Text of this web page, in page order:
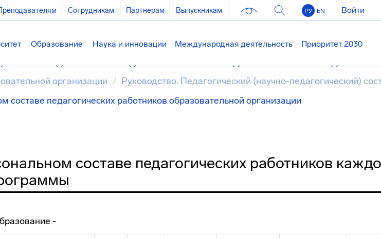
Сотрудникам Партнерам Выпускникам РУ EN Войти
Образование Наука и инновации Международная деятельность Приоритет 2030
организации
Руководство. Педагогический (научно-педагогический)
составе педагогических работников образовательной организации
составе педагогических работников
-